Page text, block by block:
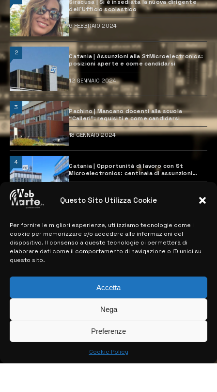
Questo Sito Utilizza Cookie
Per fornire le migliori esperienze, utilizziamo tecnologie come i
cookie per memorizzare e/o accedere alle informazioni del
dispositivo. Il consenso a queste tecnologie ci permetterà di
elaborare dati come il comportamento di navigazione o ID unici su
questo sito.
Accetta
Nega
Preferenze
Cookie Policy
Siracusa | Si è insediata la nuova dirigente
dell’Ufficio scolastico
6 FEBBRAIO 2024
2
Catania | Assunzioni alla StMicroelectronics:
posizioni aperte e come candidarsi
12 GENNAIO 2024
3
Pachino | Mancano docenti alla scuola
“Calleri”: requisiti e come candidarsi
18 GENNAIO 2024
4
Catania | Opportunità di lavoro con St
Microelectronics: centinaia di assunzioni
previste
MAPPA DEL SITO
> NOTIZIE